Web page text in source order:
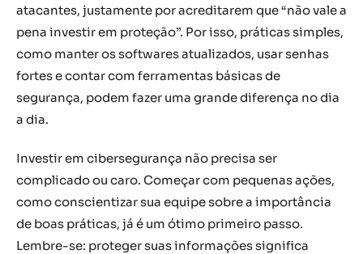
atacantes, justamente por acreditarem que “não vale a
pena investir em proteção”. Por isso, práticas simples,
como manter os softwares atualizados, usar senhas
fortes e contar com ferramentas básicas de
segurança, podem fazer uma grande diferença no dia
a dia.
Investir em cibersegurança não precisa ser
complicado ou caro. Começar com pequenas ações,
como conscientizar sua equipe sobre a importância
de boas práticas, já é um ótimo primeiro passo.
Lembre-se: proteger suas informações significa